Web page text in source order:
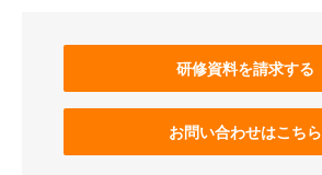
研修資料を請求する
お問い合わせはこちら